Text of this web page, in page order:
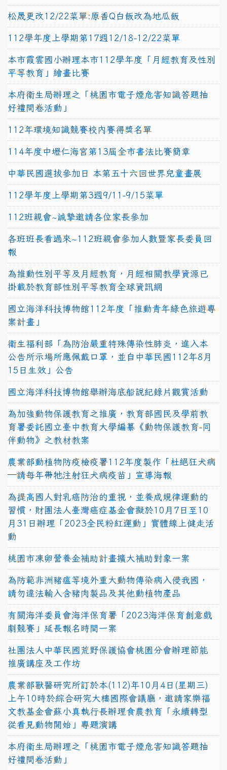
松晟更改12/22菜單:原香Q白飯改為地瓜飯
112學年度上學期第17週12/18-12/22菜單
本市霞雲國小辦理本市112學年度「月經教育及性別
平等教育」繪畫比賽
本府衛生局辦理之「桃園市電子煙危害知識答題抽
好禮問卷活動」
112年環境知識競賽校內賽得獎名單
114年度中壢仁海宮第13屆全市書法比賽簡章
中華民國選拔參加日 本第五十六回世界兒童畫展
112學年度上學期第3週9/11-9/15菜單
112班親會~誠摯邀請各位家長參加
各班班長看過來~112班親會參加人數暨家長委員回
報
為推動性別平等及月經教育，月經相關教學資源已
掛載於教育部性別平等教育全球資訊網
國立海洋科技博物館112年度「推動青年綠色旅遊專
案計畫」
衛生福利部「為防治嚴重特殊傳染性肺炎，進入本
公告所示場所應佩戴口罩，並自中華民國112年8月
15日生效」公告
國立海洋科技博物館舉辦海底船說紀錄片觀賞活動
為加強動物保護教育之推廣，教育部國民及學前教
育署委託國立臺中教育大學編纂《動物保護教育-同
伴動物》之教材教案
農業部動植物防疫檢疫署112年度製作「杜絕狂犬病
—請每年帶牠注射狂犬病疫苗」宣導海報
為提高國人對乳癌防治的重視，並養成規律運動的
習慣，財團法人臺灣癌症基金會擬於10月7日至10
月31日辦理「2023全民粉紅運動」實體線上健走活
動
桃園市凍卵營養金補助計畫擴大補助對象一案
為防範非洲豬瘟等境外重大動物傳染病入侵我國，
請勿違法輸入含豬肉製品及其他動植物產品
有關海洋委員會海洋保育署「2023海洋保育創意戲
劇競賽」延長報名時間一案
社團法人中華民國荒野保護協會桃園分會辦理節能
推廣講座及工作坊
農業部獸醫研究所訂於本(112)年10月4日(星期三)
上午10時於綜合研究大樓國際會議廳，邀請家樂福
文教基金會蘇小真執行長辦理食農教育「永續轉型
從看見動物開始」專題演講
本府衛生局辦理之「桃園市電子煙危害知識答題抽
好禮問卷活動」